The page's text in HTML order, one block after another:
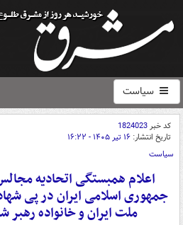
سیاست
کد خبر1824023
تاریخ انتشار: ۱۶ تیر ۱۴۰۵ - ۱۶:۲۲
سیاست
اعلام همبستگی اتحادیه
جمهوری اسلامی ایران در پی
ملت ایران و خانواده